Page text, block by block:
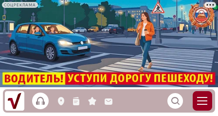
СОЦРЕКЛАМА
h L n s M S